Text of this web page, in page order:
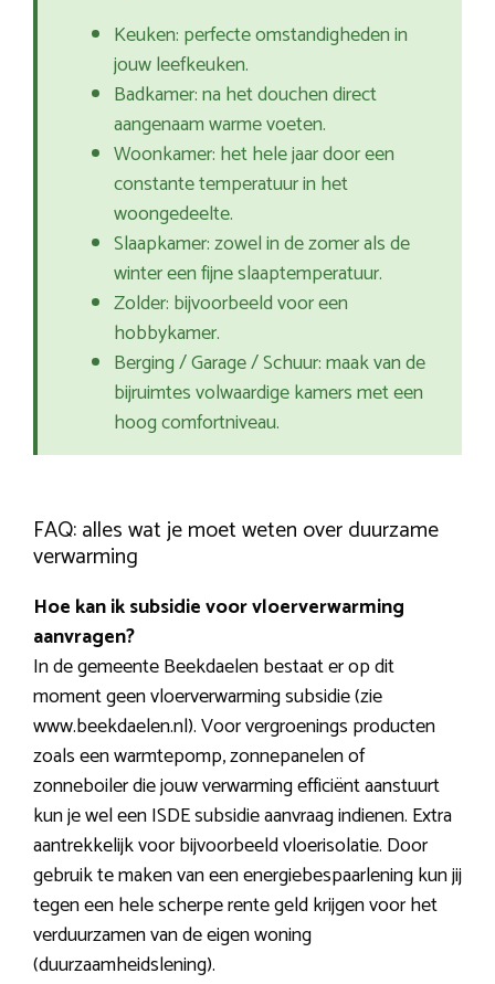
Keuken: perfecte omstandigheden in
jouw leefkeuken.
Badkamer: na het douchen direct
aangenaam warme voeten.
Woonkamer: het hele jaar door een
constante temperatuur in het
woongedeelte.
Slaapkamer: zowel in de zomer als de
winter een fijne slaaptemperatuur.
Zolder: bijvoorbeeld voor een
hobbykamer.
Berging / Garage / Schuur: maak van de
bijruimtes volwaardige kamers met een
hoog comfortniveau.
FAQ: alles wat je moet weten over duurzame
verwarming
Hoe kan ik subsidie voor vloerverwarming
aanvragen?
In de gemeente Beekdaelen bestaat er op dit
moment geen vloerverwarming subsidie (zie
www.beekdaelen.nl). Voor vergroenings producten
zoals een warmtepomp, zonnepanelen of
zonneboiler die jouw verwarming efficiënt aanstuurt
kun je wel een ISDE subsidie aanvraag indienen. Extra
aantrekkelijk voor bijvoorbeeld vloerisolatie. Door
gebruik te maken van een energiebespaarlening kun jij
tegen een hele scherpe rente geld krijgen voor het
verduurzamen van de eigen woning
(duurzaamheidslening).